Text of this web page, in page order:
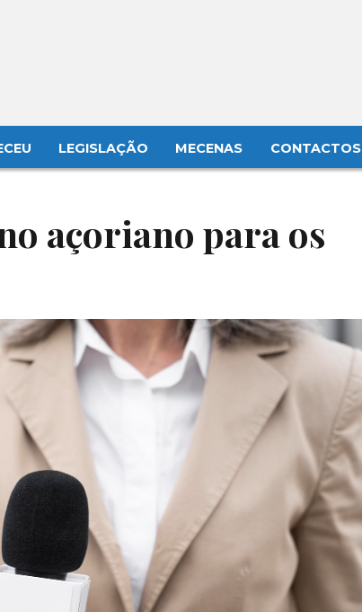
LEGISLAÇÃO MECENAS CONTACTOS
açoriano para os